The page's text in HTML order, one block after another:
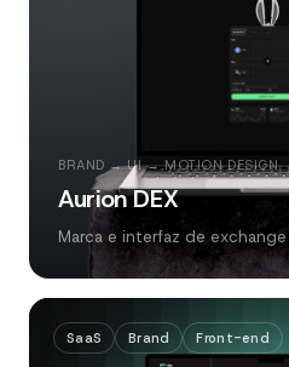
BRAND → UI → MOTION DESIGN
Aurion DEX
Marca e interfaz de
SaaS Brand Front-end